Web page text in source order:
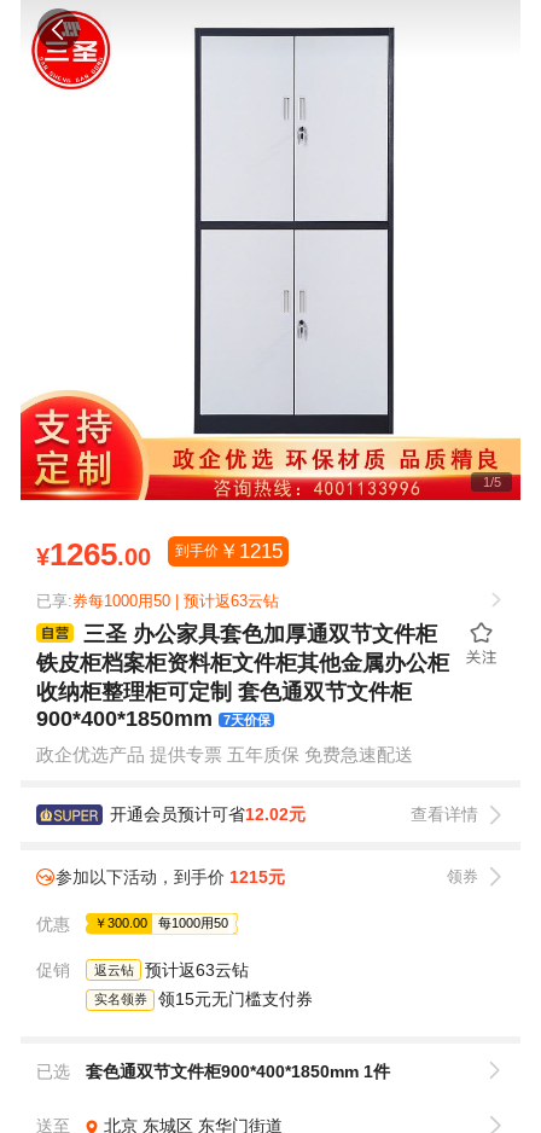
1/5
¥1265.00 到手价￥ 1215
已享:券每1000用50 | 预计返63云钻
三圣 办公家具套色加厚通双节文件柜
铁皮柜档案柜资料柜文件柜其他金属办公柜
收纳柜整理柜可定制 套色通双节文件柜
900*400*1850mm 7天价保
政企优选产品 提供专票 五年质保 免费急速配送
开通会员预计可省12.02元 查看详情
参加以下活动，到手价 1215元 领券
优惠 ￥300.00 每1000用50
促销 返云钻 预计返63云钻
实名领券 领15元无门槛支付券
已选 套色通双节文件柜900*400*1850mm 1件
送至 北京 东城区 东华门街道